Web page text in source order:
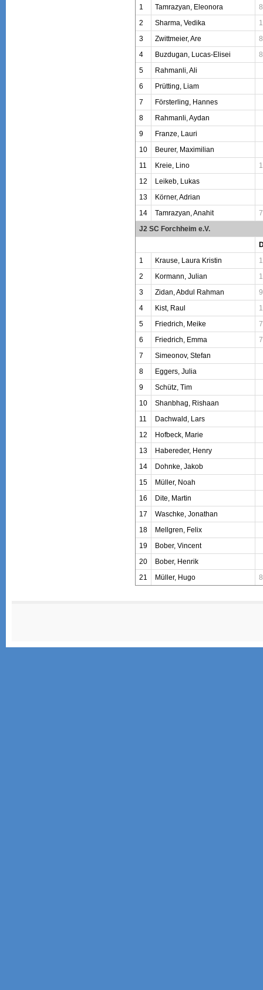
1
Tamrazyan, Eleonora
2
Sharma, Vedika
3
Zwittmeier, Are
4
Buzdugan, Lucas-Elisei
5
Rahmanli, Ali
6
Prütting, Liam
7
Försterling, Hannes
8
Rahmanli, Aydan
9
Franze, Lauri
10
Beurer, Maximilian
11
Kreie, Lino
12
Leikeb, Lukas
13
Körner, Adrian
14
Tamrazyan, Anahit
J2 SC Forchheim e.V.
1
Krause, Laura Kristin
2
Kormann, Julian
3
Zidan, Abdul Rahman
4
Kist, Raul
5
Friedrich, Meike
6
Friedrich, Emma
7
Simeonov, Stefan
8
Eggers, Julia
9
Schütz, Tim
10
Shanbhag, Rishaan
11
Dachwald, Lars
12
Hofbeck, Marie
13
Habereder, Henry
14
Dohnke, Jakob
15
Müller, Noah
16
Dite, Martin
17
Waschke, Jonathan
18
Mellgren, Felix
19
Bober, Vincent
20
Bober, Henrik
21
Müller, Hugo